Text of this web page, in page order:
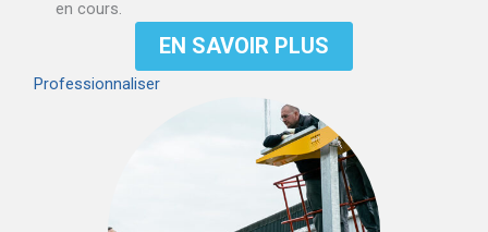
en cours.
EN SAVOIR PLUS
Professionnaliser